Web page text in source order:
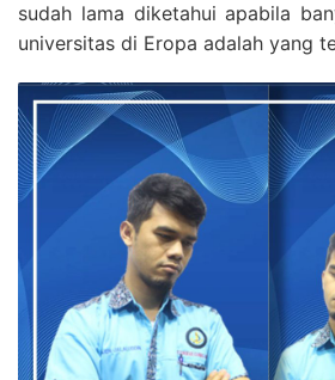
sudah lama diketahui apabila
universitas di Eropa adalah yang